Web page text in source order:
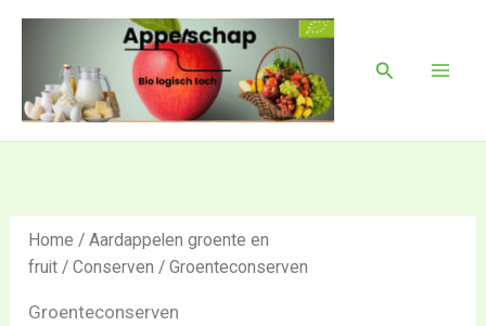
inhoud
Zoeken
Home /Aardappelen groente en
fruit /Conserven / Groenteconserven
Groenteconserven